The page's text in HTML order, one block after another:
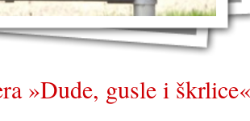
»Dude, gusle i škrlice«